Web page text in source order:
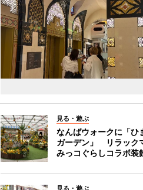
見る・遊ぶ
なんばウォークに「ひ
ガーデン」 リラック
みっコぐらしコラボ装
見る・遊ぶ